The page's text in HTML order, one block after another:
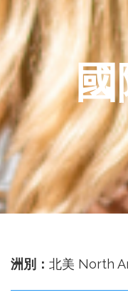
技
大
學
國
際
事
務
處
國
洲別： 北美 North